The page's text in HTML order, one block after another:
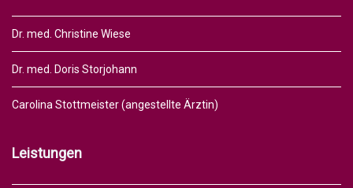
Dr. med. Christine Wiese
Dr. med. Doris Storjohann
Carolina Stottmeister (angestellte Ärztin)
Leistungen